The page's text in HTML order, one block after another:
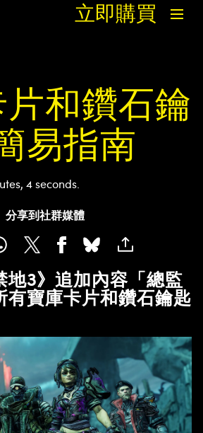
立即購買
和鑽石鑰
易指南
4 seconds
分享到社群媒體
地3》追加內容「總監
有寶庫卡片和鑽石鑰匙